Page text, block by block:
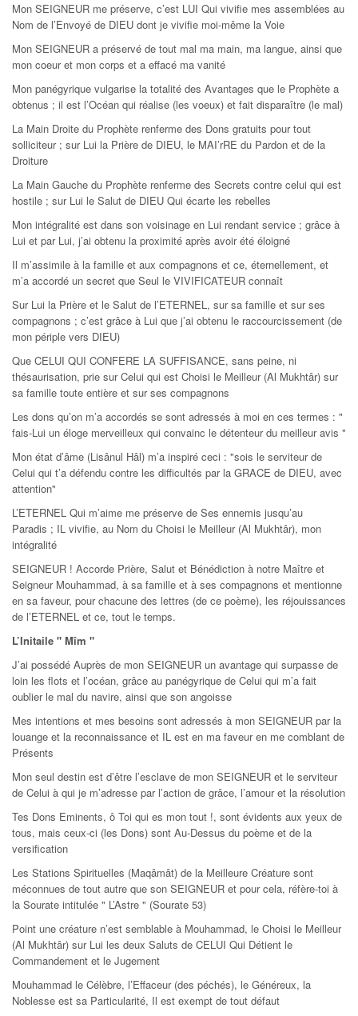
Mon SEIGNEUR me préserve, c’est LUI Qui vivifie mes assemblées au
Nom de l’Envoyé de DIEU dont je vivifie moi-même la Voie
Mon SEIGNEUR a préservé de tout mal ma main, ma langue, ainsi que
mon coeur et mon corps et a effacé ma vanité
Mon panégyrique vulgarise la totalité des Avantages que le Prophète a
obtenus ; il est l’Océan qui réalise (les voeux) et fait disparaître (le mal)
La Main Droite du Prophète renferme des Dons gratuits pour tout
solliciteur ; sur Lui la Prière de DIEU, le MAI’rRE du Pardon et de la
Droiture
La Main Gauche du Prophète renferme des Secrets contre celui qui est
hostile ; sur Lui le Salut de DIEU Qui écarte les rebelles
Mon intégralité est dans son voisinage en Lui rendant service ; grâce à
Lui et par Lui, j’ai obtenu la proximité après avoir été éloigné
Il m’assimile à la famille et aux compagnons et ce, éternellement, et
m’a accordé un secret que Seul le VIVIFICATEUR connaît
Sur Lui la Prière et le Salut de l’ETERNEL, sur sa famille et sur ses
compagnons ; c’est grâce à Lui que j’ai obtenu le raccourcissement (de
mon périple vers DIEU)
Que CELUI QUI CONFERE LA SUFFISANCE, sans peine, ni
thésaurisation, prie sur Celui qui est Choisi le Meilleur (Al Mukhtâr) sur
sa famille toute entière et sur ses compagnons
Les dons qu’on m’a accordés se sont adressés à moi en ces termes : "
fais-Lui un éloge merveilleux qui convainc le détenteur du meilleur avis "
Mon état d’âme (Lisânul Hâl) m’a inspiré ceci : "sois le serviteur de
Celui qui t’a défendu contre les difficultés par la GRACE de DIEU, avec
attention"
L’ETERNEL Qui m’aime me préserve de Ses ennemis jusqu’au
Paradis ; IL vivifie, au Nom du Choisi le Meilleur (Al Mukhtâr), mon
intégralité
SEIGNEUR ! Accorde Prière, Salut et Bénédiction à notre Maître et
Seigneur Mouhammad, à sa famille et à ses compagnons et mentionne
en sa faveur, pour chacune des lettres (de ce poème), les réjouissances
de l’ETERNEL et ce, tout le temps.
L’Initaile " Mîm "
J’ai possédé Auprès de mon SEIGNEUR un avantage qui surpasse de
loin les flots et l’océan, grâce au panégyrique de Celui qui m’a fait
oublier le mal du navire, ainsi que son angoisse
Mes intentions et mes besoins sont adressés à mon SEIGNEUR par la
louange et la reconnaissance et IL est en ma faveur en me comblant de
Présents
Mon seul destin est d’être l’esclave de mon SEIGNEUR et le serviteur
de Celui à qui je m’adresse par l’action de grâce, l’amour et la résolution
Tes Dons Eminents, ô Toi qui es mon tout !, sont évidents aux yeux de
tous, mais ceux-ci (les Dons) sont Au-Dessus du poème et de la
versification
Les Stations Spirituelles (Maqâmât) de la Meilleure Créature sont
méconnues de tout autre que son SEIGNEUR et pour cela, réfère-toi à
la Sourate intitulée " L’Astre " (Sourate 53)
Point une créature n’est semblable à Mouhammad, le Choisi le Meilleur
(Al Mukhtâr) sur Lui les deux Saluts de CELUI Qui Détient le
Commandement et le Jugement
Mouhammad le Célèbre, l’Effaceur (des péchés), le Généreux, la
Noblesse est sa Particularité, Il est exempt de tout défaut